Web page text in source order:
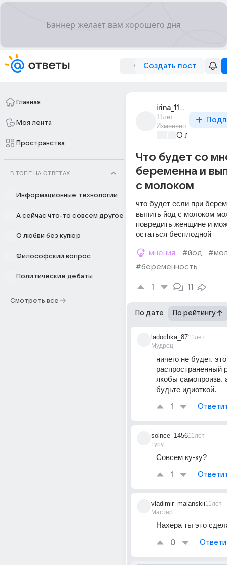
Создать пост
Главная
Моя лента
Пространства
В ТОПЕ НА ОТВЕТАХ
Информационные технологии
А сейчас что-то совсем другое
О любви без купюр
Философский вопрос
Политические дебаты
Смотреть все
irina_118173
11лет
Изменено
О любви без
Что будет со
беременна и
с молоком
что будет если при
выпить йод с молоком
повредить женщине и
остаться бесплодной
мнения #йод
#беременность
1 11
По дате По рейтингу
ladochka_87
Мудрец
11лет
ничего не будет.
распространенный
якобы самопроизв.
будьте идиоткой.
1
solnce_1456
Гуру
11лет
Совсем ку-ку?
1
vladimir_maianskii
Мастер
11лет
Нахера ты это
0